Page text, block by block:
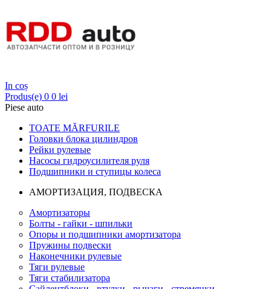
In coș
Produs(e) 0 0 lei
Piese auto
TOATE MĂRFURILE
Головки блока цилиндров
Рейки рулевые
Насосы гидроусилителя руля
Подшипники и ступицы колеса
АМОРТИЗАЦИЯ, ПОДВЕСКА
Амортизаторы
Болты - гайки - шпильки
Опоры и подшипники амортизатора
Пружины подвески
Наконечники рулевые
Тяги рулевые
Тяги стабилизатора